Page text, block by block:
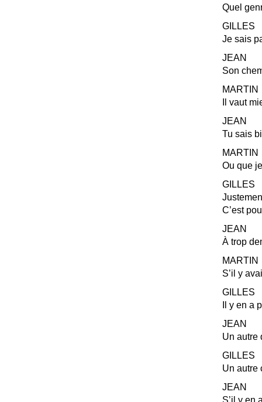
Quel
GILLES
Je sais
JEAN
Son
MARTIN
Il vaut
JEAN
Tu sais
MARTIN
Ou que
GILLES
C’est
JEAN
À trop
MARTIN
S’il y
GILLES
Il y en a
JEAN
Un autre
GILLES
Un autre
JEAN
S’il y en